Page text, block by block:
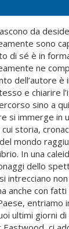
da
sono
di sé è in
ne
dell’autore
e chiarire
sino a
si immerge in
storia,
mondo
In una
dello
intrecciano
anche con
entriamo
ultimi giorni